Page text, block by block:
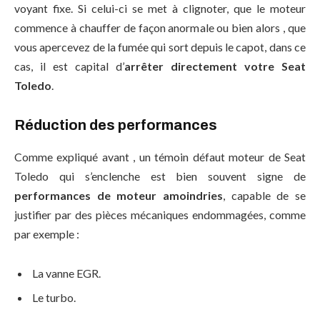
voyant fixe. Si celui-ci se met à clignoter, que le moteur
commence à chauffer de façon anormale ou bien alors , que
vous apercevez de la fumée qui sort depuis le capot, dans ce
cas, il est capital d’arrêter directement votre Seat
Toledo
Réduction des performances
Comme expliqué avant , un témoin défaut moteur de Seat
Toledo qui s’enclenche est bien souvent signe de
performances de moteur amoindries , capable de se
justifier par des pièces mécaniques endommagées, comme
par exemple :
La vanne EGR.
Le turbo.